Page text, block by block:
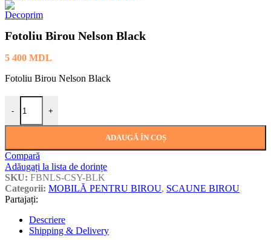
Fotoliu Birou Nelson Black
5 400 MDL
Fotoliu Birou Nelson Black
-
Cantitate Fotoliu Birou Nelson Black
+
ADAUGĂ ÎN COȘ
Compară
Adăugați la lista de dorințe
SKU: FBNLS-CSY-BLK
Categorii: MOBILĂ PENTRU BIROU, SCAUNE BIROU
Partajați:
Descriere
Shipping & Delivery